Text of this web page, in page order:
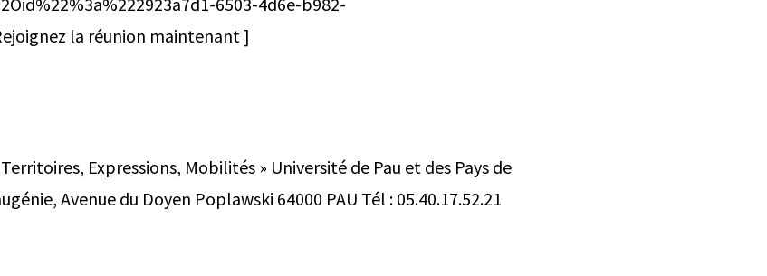
la réunion maintenant ]
Expressions, Mobilités » Université de Pau et des Pays de
Avenue du Doyen Poplawski 64000 PAU Tél : 05.40.17.52.21